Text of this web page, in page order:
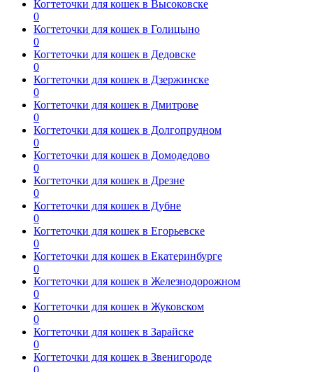
Когтеточки для кошек в Высоковске
0
Когтеточки для кошек в Голицыно
0
Когтеточки для кошек в Дедовске
0
Когтеточки для кошек в Дзержинске
0
Когтеточки для кошек в Дмитрове
0
Когтеточки для кошек в Долгопрудном
0
Когтеточки для кошек в Домодедово
0
Когтеточки для кошек в Дрезне
0
Когтеточки для кошек в Дубне
0
Когтеточки для кошек в Егорьевске
0
Когтеточки для кошек в Екатеринбурге
0
Когтеточки для кошек в Железнодорожном
0
Когтеточки для кошек в Жуковском
0
Когтеточки для кошек в Зарайске
0
Когтеточки для кошек в Звенигороде
0